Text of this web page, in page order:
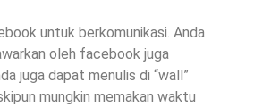
untuk berkomunikasi. Anda
oleh facebook juga
juga dapat menulis di “wall”
mungkin memakan waktu